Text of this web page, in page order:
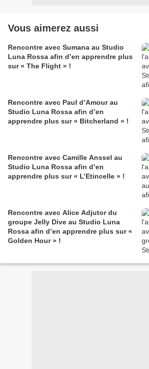
Vous aimerez aussi
Rencontre avec Sumana au Studio
Luna Rossa afin d’en apprendre plus
sur « The Flight » !
Rencontre avec Paul d’Amour au
Studio Luna Rossa afin d’en
apprendre plus sur « Bitcherland » !
Rencontre avec Camille Anssel au
Studio Luna Rossa afin d’en
apprendre plus sur « L’Etincelle » !
Rencontre avec Alice Adjutor du
groupe Jelly Dive au Studio Luna
Rossa afin d’en apprendre plus sur «
Golden Hour » !